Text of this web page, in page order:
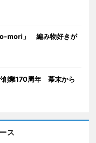
mori」 編み物好きが
創業170周年 幕末から
ス